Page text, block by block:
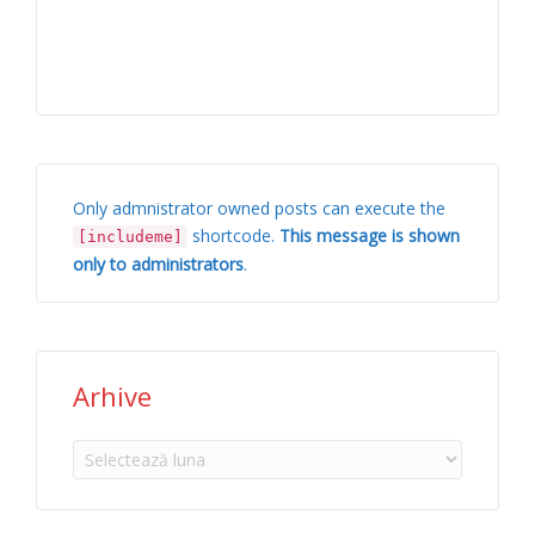
Only admnistrator owned posts can execute the
[includeme] shortcode. This message is shown
only to administrators.
Arhive
Arhive